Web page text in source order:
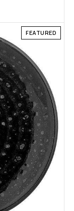
FEATURED